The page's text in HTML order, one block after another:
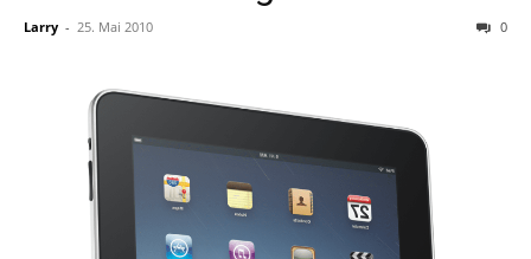
Larry - 25. Mai 2010 0